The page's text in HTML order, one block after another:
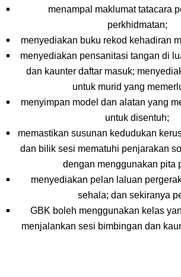
menampal maklumat tatacara
perkhidmatan;
menyediakan buku rekod kehadiran
menyediakan pensanitasi tangan di
dan kaunter daftar masuk;
untuk murid yang
menyimpan model dan alatan yang
untuk disentuh;
memastikan susunan kedudukan
dan bilik sesi mematuhi penjarakan
dengan menggunakan pita
menyediakan pelan laluan
sehala; dan sekiranya
GBK boleh menggunakan kelas
menjalankan sesi bimbingan dan